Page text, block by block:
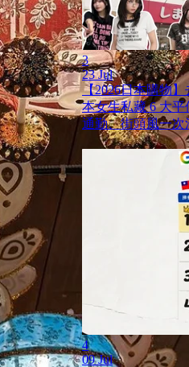
3
23 Jul
【2026日本購物
本女生私藏 6 大平
通勤、街頭風一次
4
09 Jul